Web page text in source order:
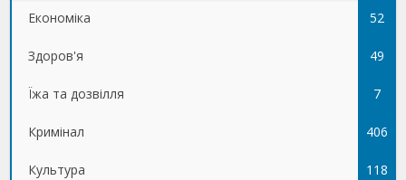
Економіка 52
Здоров'я 49
Їжа та дозвілля 7
Кримінал 406
Культура 118